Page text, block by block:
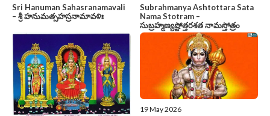
Sri Hanuman Sahasranamavali
– శ్రీ హనుమత్సహస్రనామావళిః
Subrahmanya Ashtottara Sata
Nama Stotram –
సుబ్రహ్మణ్యష్టోత్తరశత నామస్తోత్రం
19 May 2026